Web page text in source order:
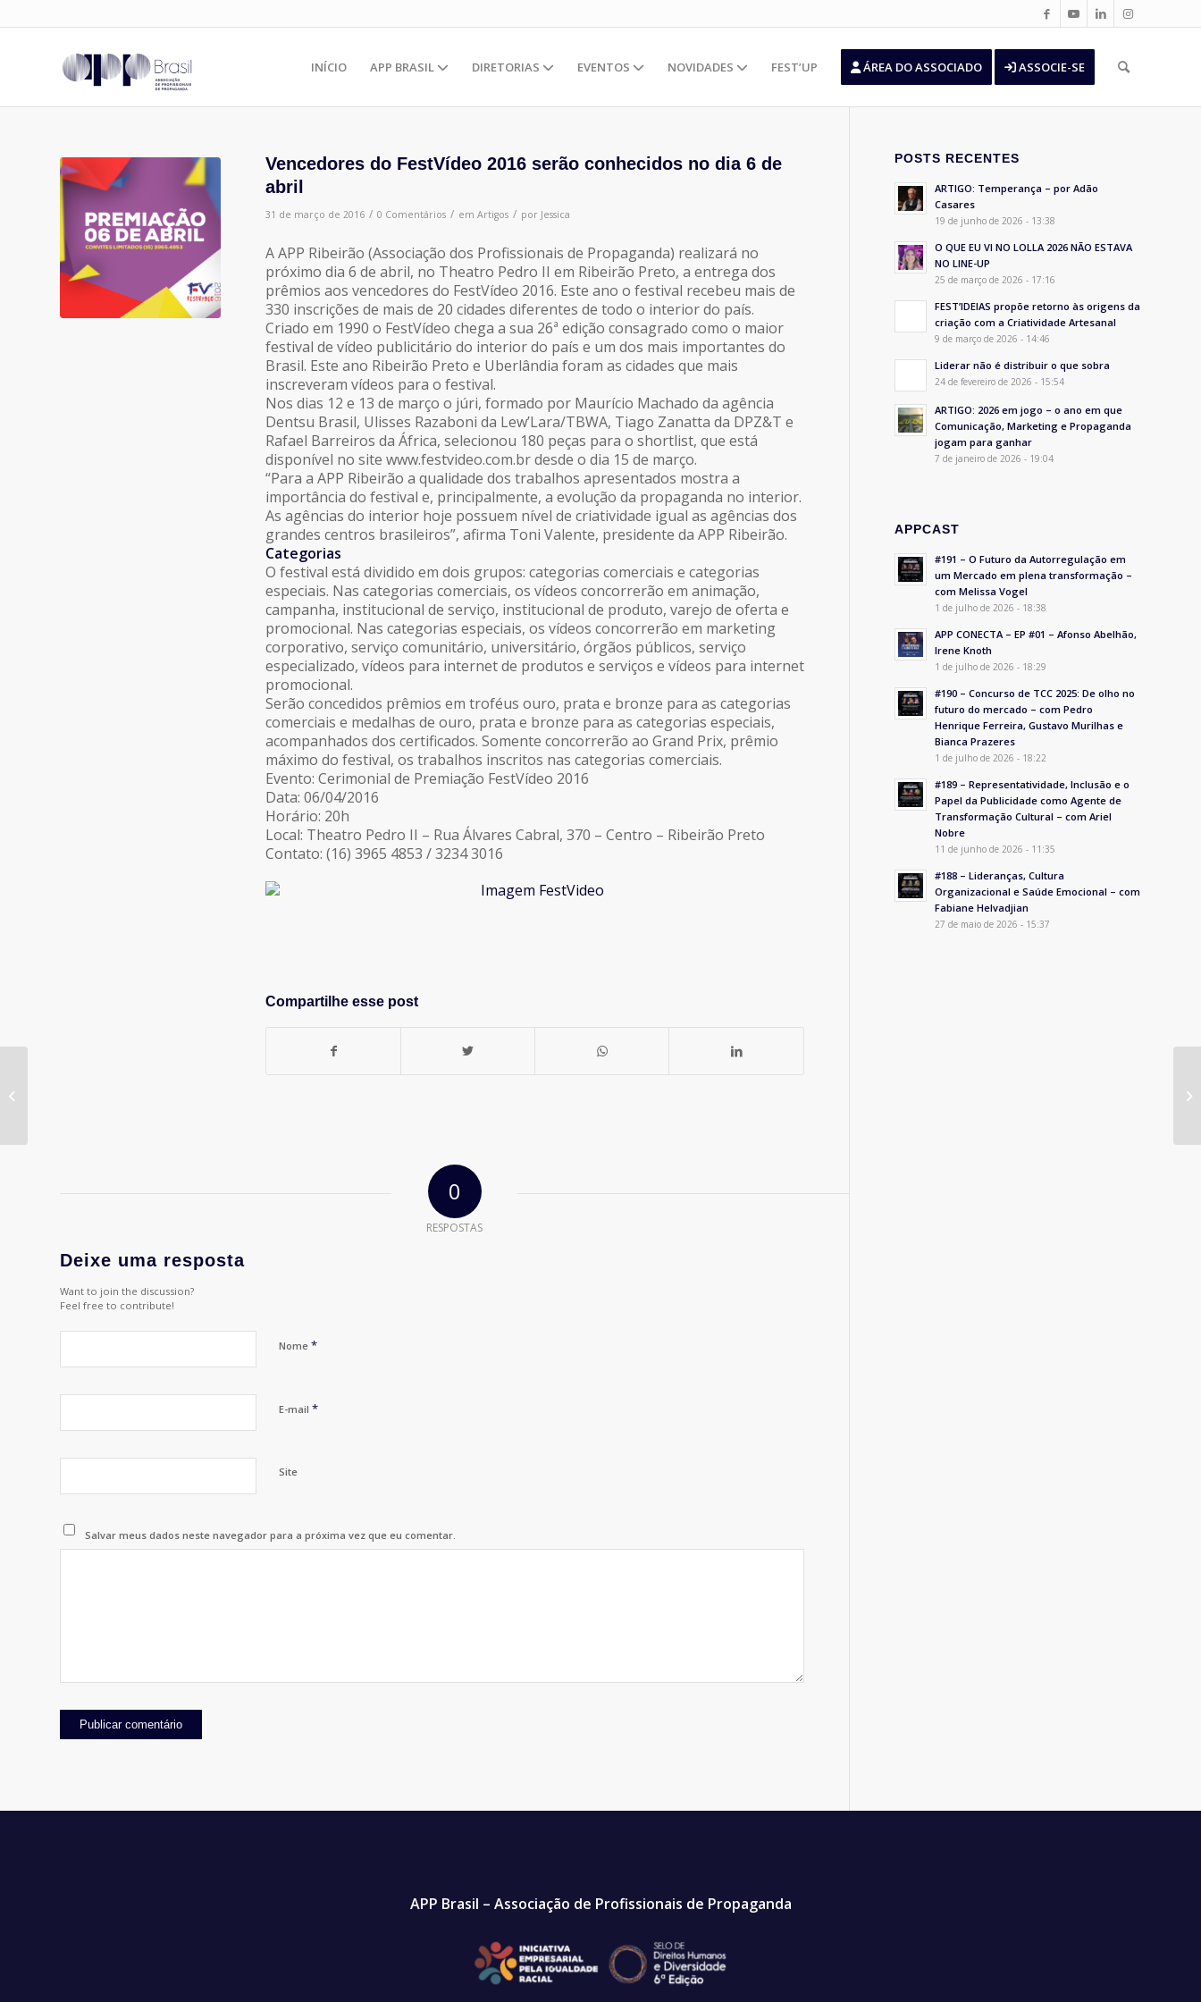
INÍCIO APP BRASIL DIRETORIAS EVENTOS NOVIDADES FEST’UP ÁREA DO ASSOCIADO ASSOCIE-SE
Vencedores do FestVídeo 2016 serão conhecidos no dia 6 de
abril
31 de março de 2016 / 0 Comentários / em Artigos / por Jessica
A APP Ribeirão (Associação dos Profissionais de Propaganda) realizará no
próximo dia 6 de abril, no Theatro Pedro II em Ribeirão Preto, a entrega dos
prêmios aos vencedores do FestVídeo 2016. Este ano o festival recebeu mais de
330 inscrições de mais de 20 cidades diferentes de todo o interior do país.
Criado em 1990 o FestVídeo chega a sua 26ª edição consagrado como o maior
festival de vídeo publicitário do interior do país e um dos mais importantes do
Brasil. Este ano Ribeirão Preto e Uberlândia foram as cidades que mais
inscreveram vídeos para o festival.
Nos dias 12 e 13 de março o júri, formado por Maurício Machado da agência
Dentsu Brasil, Ulisses Razaboni da Lew’Lara/TBWA, Tiago Zanatta da DPZ&T e
Rafael Barreiros da África, selecionou 180 peças para o shortlist, que está
disponível no site www.festvideo.com.br desde o dia 15 de março.
“Para a APP Ribeirão a qualidade dos trabalhos apresentados mostra a
importância do festival e, principalmente, a evolução da propaganda no interior.
As agências do interior hoje possuem nível de criatividade igual as agências dos
grandes centros brasileiros”, afirma Toni Valente, presidente da APP Ribeirão.
Categorias
O festival está dividido em dois grupos: categorias comerciais e categorias
especiais. Nas categorias comerciais, os vídeos concorrerão em animação,
campanha, institucional de serviço, institucional de produto, varejo de oferta e
promocional. Nas categorias especiais, os vídeos concorrerão em marketing
corporativo, serviço comunitário, universitário, órgãos públicos, serviço
especializado, vídeos para internet de produtos e serviços e vídeos para internet
promocional.
Serão concedidos prêmios em troféus ouro, prata e bronze para as categorias
comerciais e medalhas de ouro, prata e bronze para as categorias especiais,
acompanhados dos certificados. Somente concorrerão ao Grand Prix, prêmio
máximo do festival, os trabalhos inscritos nas categorias comerciais.
Evento: Cerimonial de Premiação FestVídeo 2016
Data: 06/04/2016
Horário: 20h
Local: Theatro Pedro II – Rua Álvares Cabral, 370 – Centro – Ribeirão Preto
Contato: (16) 3965 4853 / 3234 3016
Compartilhe esse post
0
RESPOSTAS
Deixe uma resposta
Want to join the discussion?
Feel free to contribute!
Nome *
E-mail *
Site
Salvar meus dados neste navegador para a próxima vez que eu comentar.
POSTS RECENTES
ARTIGO: Temperança – por Adão
Casares
19 de junho de 2026 - 13:38
O QUE EU VI NO LOLLA 2026 NÃO ESTAVA
NO LINE-UP
25 de março de 2026 - 17:16
FEST’IDEIAS propõe retorno às origens da
criação com a Criatividade Artesanal
9 de março de 2026 - 14:46
Liderar não é distribuir o que sobra
24 de fevereiro de 2026 - 15:54
ARTIGO: 2026 em jogo – o ano em que
Comunicação, Marketing e Propaganda
jogam para ganhar
7 de janeiro de 2026 - 19:04
APPCAST
#191 – O Futuro da Autorregulação em
um Mercado em plena transformação –
com Melissa Vogel
1 de julho de 2026 - 18:38
APP CONECTA – EP #01 – Afonso Abelhão,
Irene Knoth
1 de julho de 2026 - 18:29
#190 – Concurso de TCC 2025: De olho no
futuro do mercado – com Pedro
Henrique Ferreira, Gustavo Murilhas e
Bianca Prazeres
1 de julho de 2026 - 18:22
#189 – Representatividade, Inclusão e o
Papel da Publicidade como Agente de
Transformação Cultural – com Ariel
Nobre
11 de junho de 2026 - 11:35
#188 – Lideranças, Cultura
Organizacional e Saúde Emocional – com
Fabiane Helvadjian
27 de maio de 2026 - 15:37
APP Brasil – Associação de Profissionais de Propaganda